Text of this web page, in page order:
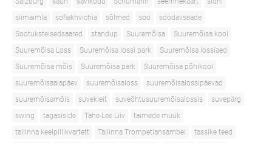
siimaimla
sofiakhvichia sõlmed soo
söödavseade
Sootuksteisedsaared
standup Suuremõisa
Suuremõisa kool
Suuremõisa Loss
Suuremõisa lossi park
Suuremõisa lossiaed
Suuremõisa mõis
Suuremõisa park
Suuremõisa põhikool
suuremõisaaiapäev
suuremõisaloss
suuremõisalossipäevad
suuremõisamõis
suvekleit suveõhtusuuremõisalossis
suvepärg
swing
tagasiside Tähe-Lee Liiv
taimede müük
tallinna keelpillikvartett
Tallinna Trompetiansambel
tassike teed